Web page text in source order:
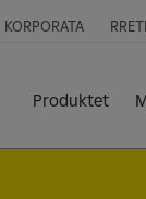
KORPORATA
Produktet